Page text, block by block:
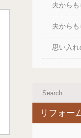
夫から
夫から
思い入
リフォー